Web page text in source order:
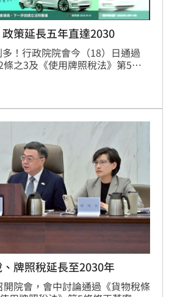
策延長五年直達2030
！行政院院會今（18）日通過
條之3及《使用牌照稅法》第5條
以電能為動力的電動車輛，仍可
年。
牌照稅延長至2030年
院會，會中討論通過《貨物稅條